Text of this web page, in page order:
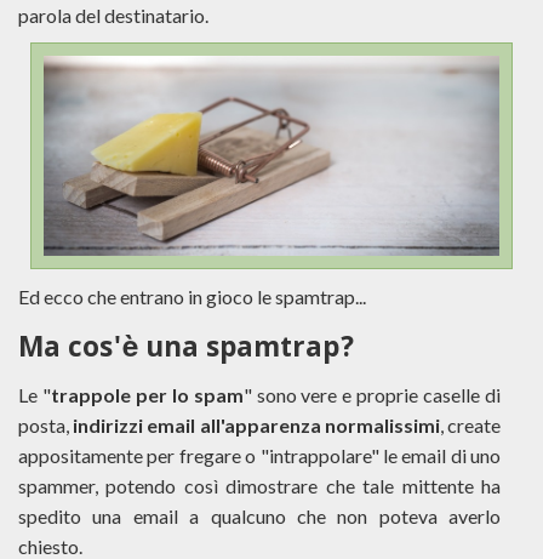
parola del destinatario.
Ed ecco che entrano in gioco le spamtrap...
Ma cos'è una spamtrap?
Le "trappole per lo spam" sono vere e proprie caselle di
posta, indirizzi email all'apparenza normalissimi, create
appositamente per fregare o "intrappolare" le email di uno
spammer, potendo così dimostrare che tale mittente ha
spedito una email a qualcuno che non poteva averlo
chiesto.